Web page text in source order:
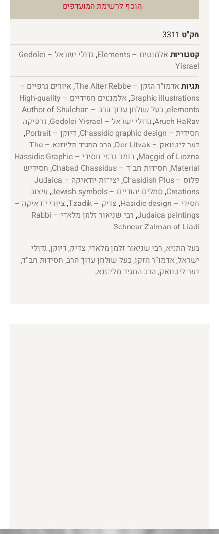
הוסף לרשימת המועדפים
מק"ט 3311
קטגוריות אלמנטים – Elements ,
גדולי ישראל – Gedolei
Yisrael
תגיות אדמו"ר הזקן – The Alter Rebbe , איורים גרפיים –
Graphic illustrations
,
אלמנטים חסידיים – High-quality
elements
,
בעל שולחן ערוך הרב – Author of Shulchan
Aruch HaRav
,גדולי ישראל – Gedolei Yisrael ,גרפיקה
חסידית – Chassidic graphic design
,דיוקן – Portrait
,
דער ליטוואק – Der Litvak
,
הרב המגיד מליוזנא – The
Maggid of Liozna
,
חומר גרפי חסידי – Hassidic Graphic
Material
, חסידות חב''ד – Chabad Chassidus , חסידיש
פלוס – Chasidish Plus
,
יצירות יודאיקה – Judaica
Creations
, סמלים יהודיים – Jewish symbols , עיצוב
חסידי – Hasidic design
, צדיק – Tzadik , ציורי יודאיקה –
Judaica paintings
,
רבי שניאור זלמן מלאדי – Rabbi
Schneur Zalman of Liadi
בעל התניא, רבי שניאור זלמן מלאדי, צדיק, דיוקן, גדולי
ישראל, אדמו”ר הזקן, בעל שולחן ערוך הרב, חסידות חב”ד,
דער ליטוואק, הרב המגיד מליוזנא,